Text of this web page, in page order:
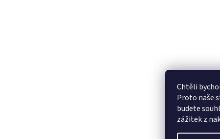
Chtěli
Proto naše
budete
zážitek z
Sledovat